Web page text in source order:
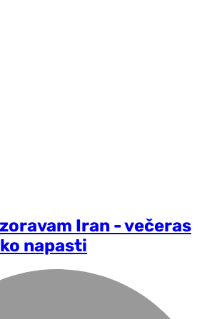
Iran - večeras
napasti